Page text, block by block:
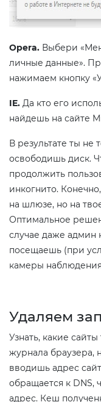
Opera. Выбери
личные данные».
нажимаем кнопку
IE. Да кто его
найдешь на сайте
В результате ты не
освободишь диск.
продолжить
инкогнито.
на шлюзе, но на
Оптимальное
случае даже админ
посещаешь (при
камеры
Удаляем
Узнать, какие
журнала браузера,
вводишь адрес
обращается к DNS,
адрес. Кеш